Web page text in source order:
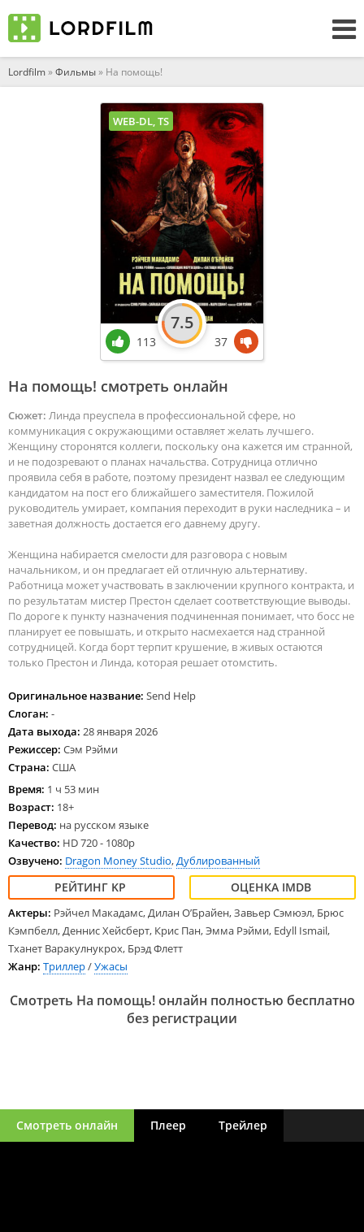
Lordfilm»Фильмы» На помощь!
На помощь! смотреть онлайн
Сюжет: Линда преуспела в профессиональной сфере, но
коммуникация с окружающими оставляет желать лучшего.
Женщину сторонятся коллеги, поскольку она кажется им странной,
и не подозревают о планах начальства. Сотрудница отлично
проявила себя в работе, поэтому президент назвал ее следующим
кандидатом на пост его ближайшего заместителя. Пожилой
руководитель умирает, компания переходит в руки наследника – и
заветная должность достается его давнему другу.
Женщина набирается смелости для разговора с новым
начальником, и он предлагает ей отличную альтернативу.
Работница может участвовать в заключении крупного контракта, и
по результатам мистер Престон сделает соответствующие выводы.
По дороге к пункту назначения подчиненная понимает, что босс не
планирует ее повышать, и открыто насмехается над странной
сотрудницей. Когда борт терпит крушение, в живых остаются
только Престон и Линда, которая решает отомстить.
Оригинальное название: Send Help
Слоган: -
Дата выхода: 28 января 2026
Режиссер: Сэм Рэйми
Страна: США
Время: 1 ч 53 мин
Возраст: 18+
Перевод: на русском языке
Качество: HD 720 - 1080p
Озвучено: Dragon Money Studio,Дублированный
Актеры: Рэйчел Макадамс, Дилан О’Брайен, Завьер Сэмюэл, Брюс
Кэмпбелл, Деннис Хейсберт, Крис Пан, Эмма Рэйми, Edyll Ismail,
Тханет Варакулнукрох, Брэд Флетт
Жанр: Триллер/Ужасы
WEB-DL, TS
113
7.5
37
Смотреть На помощь! онлайн полностью бесплатно
без регистрации
Смотреть онлайн Плеер Трейлер